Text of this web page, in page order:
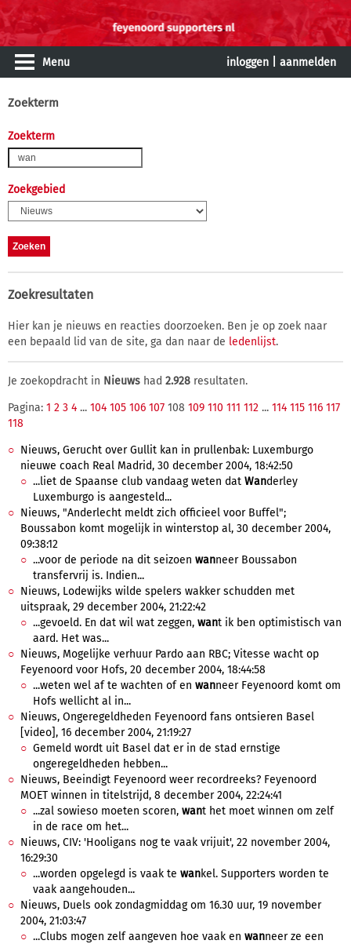
Menu inloggen aanmelden
Zoekterm
Zoekterm
Zoekgebied
Zoekresultaten
Hier kan je nieuws en reacties doorzoeken. Ben je op zoek naar
een bepaald lid van de site, ga dan naar de ledenlijst.
Je zoekopdracht in Nieuws had 2.928 resultaten.
Pagina: 1 2 3 4 ... 104 105 106 107 108 109 110 111 112 ... 114 115 116 117
118
Nieuws, Gerucht over Gullit kan in prullenbak: Luxemburgo
nieuwe coach Real Madrid, 30 december 2004, 18:42:50
...liet de Spaanse club vandaag weten dat Wanderley
Luxemburgo is aangesteld...
Nieuws, "Anderlecht meldt zich officieel voor Buffel";
Boussabon komt mogelijk in winterstop al, 30 december 2004,
09:38:12
...voor de periode na dit seizoen wanneer Boussabon
transfervrij is. Indien...
Nieuws, Lodewijks wilde spelers wakker schudden met
uitspraak, 29 december 2004, 21:22:42
...gevoeld. En dat wil wat zeggen, want ik ben optimistisch van
aard. Het was...
Nieuws, Mogelijke verhuur Pardo aan RBC; Vitesse wacht op
Feyenoord voor Hofs, 20 december 2004, 18:44:58
...weten wel af te wachten of en wanneer Feyenoord komt om
Hofs wellicht al in...
Nieuws, Ongeregeldheden Feyenoord fans ontsieren Basel
[video], 16 december 2004, 21:19:27
Gemeld wordt uit Basel dat er in de stad ernstige
ongeregeldheden hebben...
Nieuws, Beeindigt Feyenoord weer recordreeks? Feyenoord
MOET winnen in titelstrijd, 8 december 2004, 22:24:41
...zal sowieso moeten scoren, want het moet winnen om zelf
in de race om het...
Nieuws, CIV: 'Hooligans nog te vaak vrijuit', 22 november 2004,
16:29:30
...worden opgelegd is vaak te wankel. Supporters worden te
vaak aangehouden...
Nieuws, Duels ook zondagmiddag om 16.30 uur, 19 november
2004, 21:03:47
...Clubs mogen zelf aangeven hoe vaak en wanneer ze een